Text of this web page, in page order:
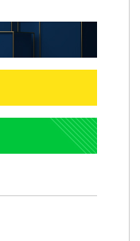
답답함 없네"…'폴드8 울트
보니
, 큰 교통사고서 기아차 덕에
상승 마감…S&P 0.6% 나스
틀고 '콜록콜록'…혹시 이 질